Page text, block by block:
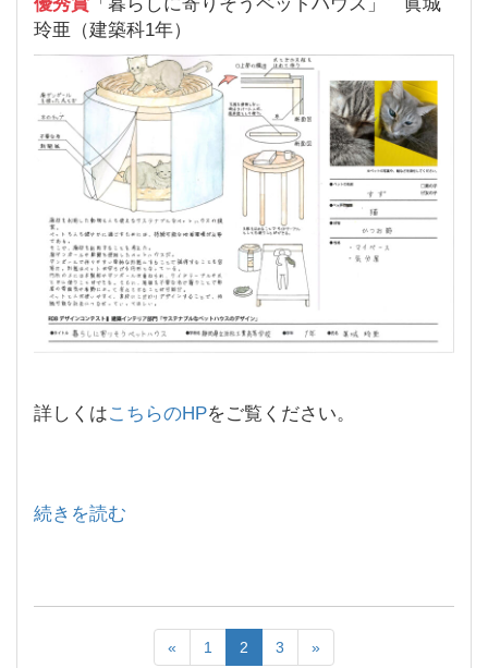
玲亜（建築科1年）
詳しくはこちらのHPをご覧ください。
続きを読む
« 1 2 3 »